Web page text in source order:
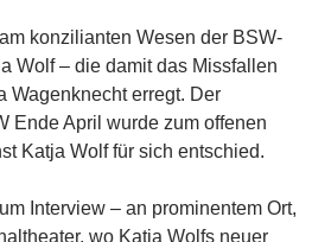
konzilianten Wesen der BSW-
Wolf – die damit das Missfallen
Wagenknecht erregt. Der
Ende April wurde zum offenen
Katja Wolf für sich entschied.
Interview – an prominentem Ort,
wo Katja Wolfs neuer